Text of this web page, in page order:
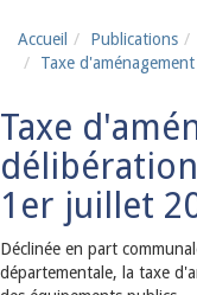
Accueil Publications
Taxe
Taxe
1er juillet
Déclinée en part
départementale, la taxe